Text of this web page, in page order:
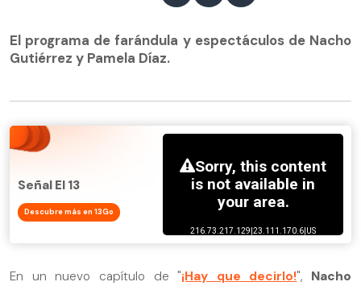
El programa de farándula y espectáculos de Nacho
Gutiérrez y Pamela Díaz.
Señal El 13
Descubre más en 13Go
En un nuevo capítulo de "¡Hay que decirlo!", Nacho